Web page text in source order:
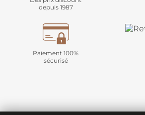
depuis 1987
Paiement 100%
sécurisé